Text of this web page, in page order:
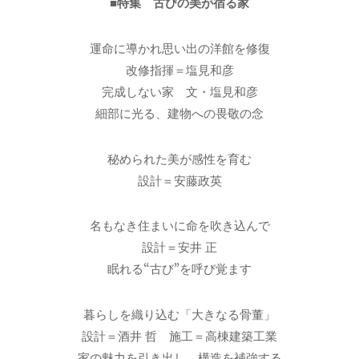
運命に導かれ思い出の洋館を修復
改修指揮＝塩見和彦
完成しない家 文・塩見和彦
細部に光る、建物への畏敬の念
秘められた美が感性を育む
設計＝安藤政英
名もなき住まいに命を吹き込んで
設計＝安井 正
眠れる“古び”を呼び覚ます
暮らしを織り込む「大きなる骨董」
設計＝酒井 哲 施工＝高棟建築工業